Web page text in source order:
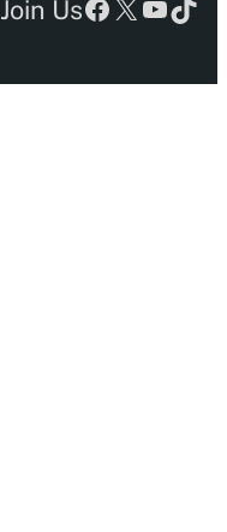
Join UsFacebook
X